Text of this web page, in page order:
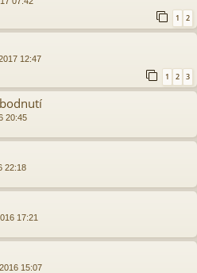
1 2
12:47
1 2 3
20:45
22:18
17:21
15:07